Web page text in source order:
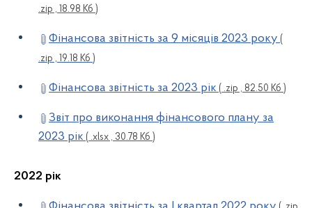
.zip , 18.98 Кб )
Фінансова звітність за 9 місяців 2023 року (
.zip , 19.18 Кб )
Фінансова звітність за 2023 рік ( .zip , 82.50 Кб )
Звіт про виконання фінансового плану за
2023 рік ( .xlsx , 30.78 Кб )
2022 рік